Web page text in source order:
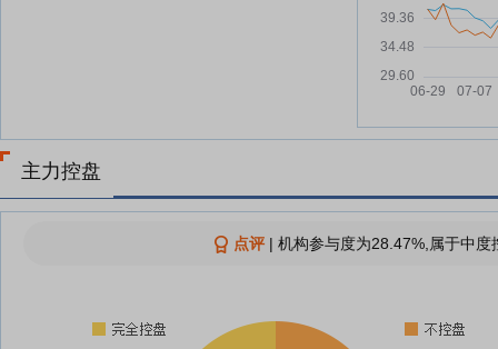
主力控盘
点评| 机构参与度为28.47%,属于中